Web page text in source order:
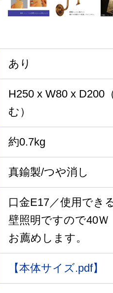
あり
H250 x W80 x D200
む）
約0.7kg
真鍮製/つや消し
口金E17／使用でき
壁照明ですので40Ｗ
お薦めします。
【本体サイズ.pdf】